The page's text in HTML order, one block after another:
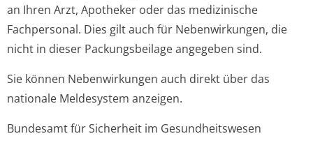
an Ihren Arzt, Apotheker oder das medizinische
Fachpersonal. Dies gilt auch für Nebenwirkungen, die
nicht in dieser Packungsbeilage angegeben sind.
Sie können Nebenwirkungen auch direkt über das
nationale Meldesystem anzeigen.
Bundesamt für Sicherheit im Gesundheitswesen